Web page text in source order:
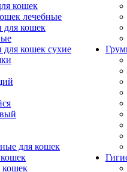
кошек
лечебные
для кошек
для кошек сухие
для кошек